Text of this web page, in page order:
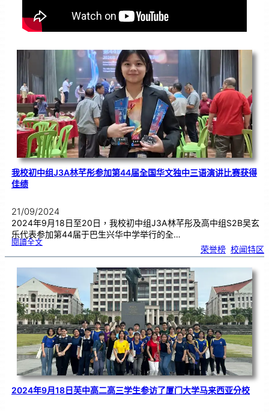
我校初中组J3A林芊彤参加第44届全国华文独中三语演讲比赛获得
佳绩
21/09/2024
2024年9月18日至20日，我校初中组J3A林芊彤及高中组S2B吴玄
乐代表参加第44届于巴生兴华中学举行的全…
閱讀全文:我
中
J
3
芊
彤
参
加
第
4
4
届
全
国
华
文
独
中
三
语
演
讲
比赛获
得
佳
绩
荣誉榜 校闻特区
2024年9月18日芙中高二高三学生参访了厦门大学马来西亚分校